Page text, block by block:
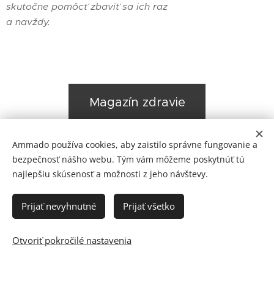
skutočne pomôcť zbaviť sa ich raz
a navždy.
Magazín zdravie
Ammado používa cookies, aby zaistilo správne fungovanie a
bezpečnosť nášho webu. Tým vám môžeme poskytnúť tú
najlepšiu skúsenosť a možnosti z jeho návštevy.
Prijať nevyhnutné Prijať všetko
Otvoriť pokročilé nastavenia